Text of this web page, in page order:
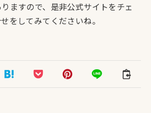
ますので、是非公式サイトをチェ
をしてみてくださいね。